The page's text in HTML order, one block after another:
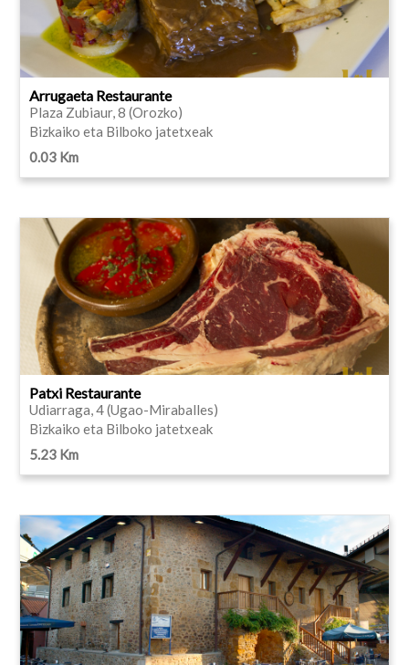
Arrugaeta Restaurante
Plaza Zubiaur, 8 (Orozko)
Bizkaiko eta Bilboko jatetxeak
0.03 Km
Patxi Restaurante
Udiarraga, 4 (Ugao-Miraballes)
Bizkaiko eta Bilboko jatetxeak
5.23 Km